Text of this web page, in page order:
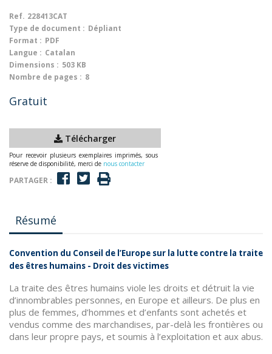
Ref. 228413CAT
Type de document : Dépliant
Format : PDF
Langue : Catalan
Dimensions : 503 KB
Nombre de pages : 8
Gratuit
Télécharger
Pour recevoir plusieurs exemplaires imprimés, sous
réserve de disponibilité, merci de nous contacter
PARTAGER :
Résumé
Convention du Conseil de l’Europe sur la lutte contre la traite
des êtres humains - Droit des victimes
La traite des êtres humains viole les droits et détruit la vie
d’innombrables personnes, en Europe et ailleurs. De plus en
plus de femmes, d’hommes et d’enfants sont achetés et
vendus comme des marchandises, par-delà les frontières ou
dans leur propre pays, et soumis à l’exploitation et aux abus.